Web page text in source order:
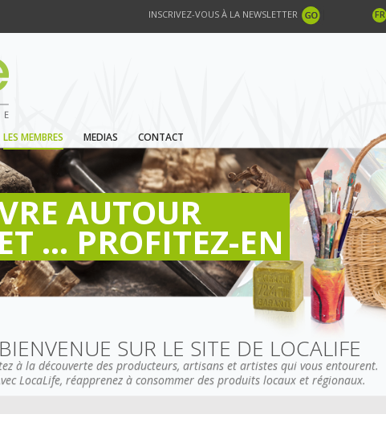
FR
INSCRIVEZ-VOUS À LA NEWSLETTER
LES MEMBRES MEDIAS CONTACT
AUTOUR
... PROFITEZ-EN
BIENVENUE SUR LE SITE DE LOCALIFE
à la découverte des producteurs, artisans et artistes qui vous entourent.
LocaLife, réapprenez à consommer des produits locaux et régionaux.